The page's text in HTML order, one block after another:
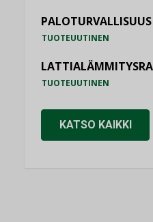
TUOTEUUTINEN
TUOTEUUTINEN
KATSO KAIKKI